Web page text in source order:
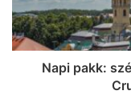
Napi pakk: